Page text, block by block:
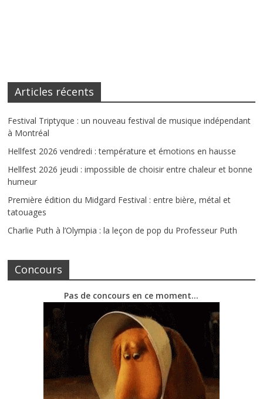
Articles récents
Festival Triptyque : un nouveau festival de musique indépendant
à Montréal
Hellfest 2026 vendredi : température et émotions en hausse
Hellfest 2026 jeudi : impossible de choisir entre chaleur et bonne
humeur
Première édition du Midgard Festival : entre bière, métal et
tatouages
Charlie Puth à l’Olympia : la leçon de pop du Professeur Puth
Concours
Pas de concours en ce moment…